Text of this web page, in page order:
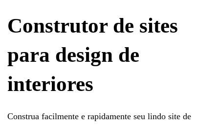
Construtor de sites
para design de
interiores
Construa facilmente e rapidamente seu lindo site de